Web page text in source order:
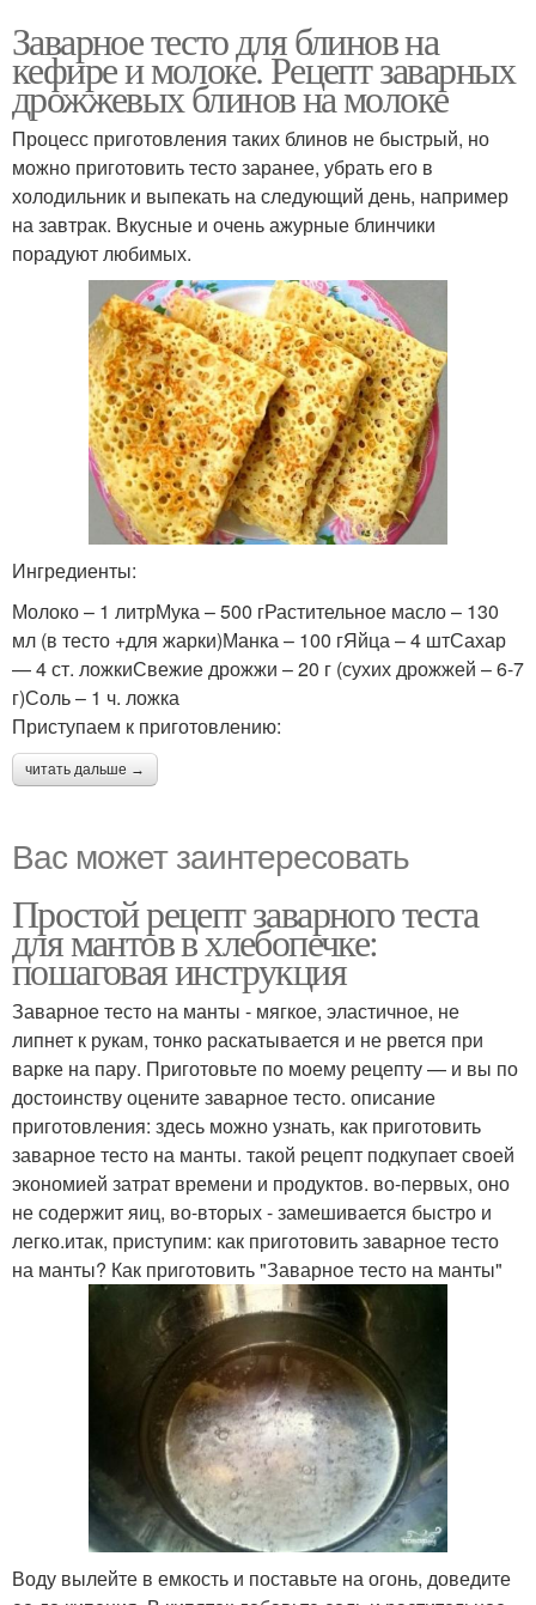
Заварное тесто для блинов на
кефире и молоке. Рецепт заварных
дрожжевых блинов на молоке
Процесс приготовления таких блинов не быстрый, но
можно приготовить тесто заранее, убрать его в
холодильник и выпекать на следующий день, например
на завтрак. Вкусные и очень ажурные блинчики
порадуют любимых.
Ингредиенты:
Молоко – 1 литрМука – 500 гРастительное масло – 130
мл (в тесто +для жарки)Манка – 100 гЯйца – 4 штСахар
— 4 ст. ложкиСвежие дрожжи – 20 г (сухих дрожжей – 6-7
г)Соль – 1 ч. ложка
Приступаем к приготовлению:
читать дальше →
Вас может заинтересовать
Простой рецепт заварного теста
для мантов в хлебопечке:
пошаговая инструкция
Заварное тесто на манты - мягкое, эластичное, не
липнет к рукам, тонко раскатывается и не рвется при
варке на пару. Приготовьте по моему рецепту — и вы по
достоинству оцените заварное тесто. описание
приготовления: здесь можно узнать, как приготовить
заварное тесто на манты. такой рецепт подкупает своей
экономией затрат времени и продуктов. во-первых, оно
не содержит яиц, во-вторых - замешивается быстро и
легко.итак, приступим: как приготовить заварное тесто
на манты? Как приготовить "Заварное тесто на манты"
Воду вылейте в емкость и поставьте на огонь, доведите